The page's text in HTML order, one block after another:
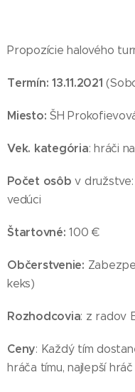
Propozície halového
Termín: 13.11.2021
Miesto: ŠH
Vek. kategória: hráči
Počet osôb v družstve:
vedúci
Štartovné: 100 €
Občerstvenie:
keks)
Rozhodcovia: z radov
Ceny: Každý tím
hráča tímu, najlepší